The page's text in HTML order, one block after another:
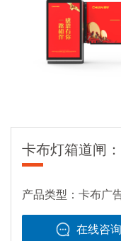
卡布灯箱道闸
产品类型：卡布广
在线咨询